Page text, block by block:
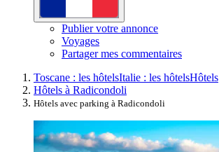
Publier votre annonce
Voyages
Partager mes commentaires
Toscane : les hôtelsItalie : les hôtelsHôtels
Hôtels à Radicondoli
Hôtels avec parking à Radicondoli